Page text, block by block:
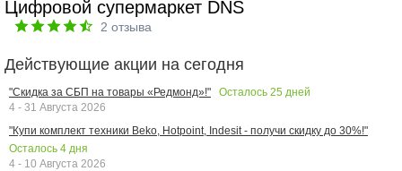
Цифровой супермаркет DNS
2 отзыва
Действующие акции на сегодня
"Скидка за СБП на товары «Редмонд»!" Осталось 25 дней
4 - 31 Августа 2026
"Купи комплект техники Beko, Hotpoint, Indesit - получи скидку до 30%!"
Осталось 4 дня
4 - 10 Августа 2026